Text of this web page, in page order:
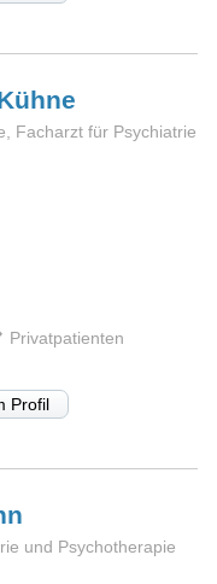
Facharzt für Psychiatrie
Privatpatienten
Profil
und Psychotherapie